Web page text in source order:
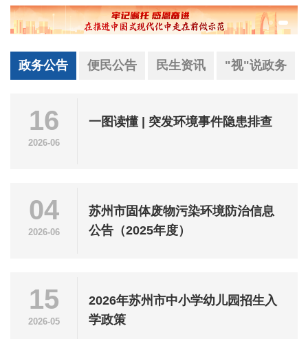
政务公告 便民公告 民生资讯 "视"说政务
16
2026-06
一图读懂 | 突发环境事件隐患排查
04
2026-06
苏州市固体废物污染环境防治信息
公告（2025年度）
15
2026-05
2026年苏州市中小学幼儿园招生入
学政策